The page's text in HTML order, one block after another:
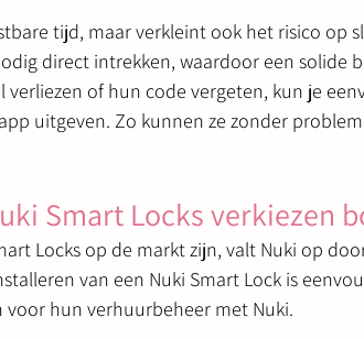
tijd, maar verkleint ook het risico op
direct intrekken, waardoor een solide
verliezen of hun code vergeten, kun je
uitgeven. Zo kunnen ze zonder
Smart Locks verkiezen
Locks op de markt zijn, valt Nuki op
van een Nuki Smart Lock is
voor hun verhuurbeheer met Nuki.